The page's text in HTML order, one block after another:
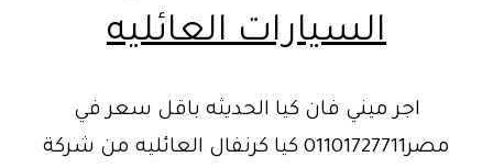
السيارات العائليه
اجر ميني فان كيا الحديثه باقل سعر في
مصر01101727711 كيا كرنفال العائليه من شركة